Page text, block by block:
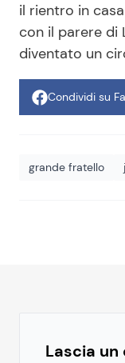
il rientro in
con il parere di
diventato un
Condividi su
grande fratello
Lascia